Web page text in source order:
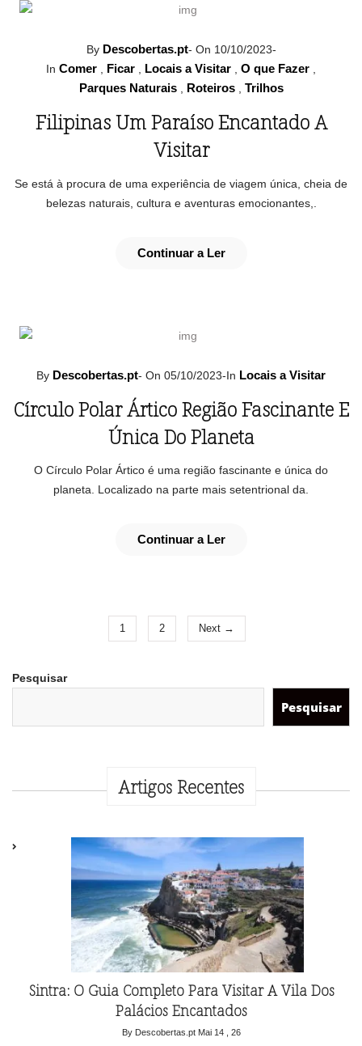
By Descobertas.pt- On 10/10/2023-
In Comer , Ficar , Locais a Visitar , O que Fazer ,
Parques Naturais, Roteiros, Trilhos
Filipinas Um Paraíso Encantado A
Visitar
Se está à procura de uma experiência de viagem única, cheia de
belezas naturais, cultura e aventuras emocionantes,.
Continuar a Ler
By Descobertas.pt- On 05/10/2023-In Locais a Visitar
Círculo Polar Ártico Região Fascinante E
Única Do Planeta
O Círculo Polar Ártico é uma região fascinante e única do
planeta. Localizado na parte mais setentrional da.
Continuar a Ler
1 2 Next →
Pesquisar
Pesquisar
Artigos Recentes
Sintra: O Guia Completo Para Visitar A Vila Dos
Palácios Encantados
By Descobertas.pt Mai 14 , 26